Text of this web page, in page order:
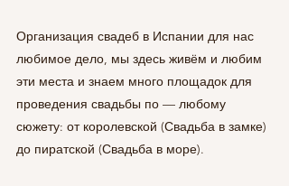
Организация свадеб в Испании для нас
любимое дело, мы здесь живём и любим
эти места и знаем много площадок для
проведения свадьбы по — любому
сюжету: от королевской (Свадьба в замке)
до пиратской (Свадьба в море).